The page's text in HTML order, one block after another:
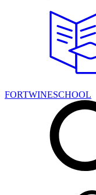
FORTWINESCHOOL